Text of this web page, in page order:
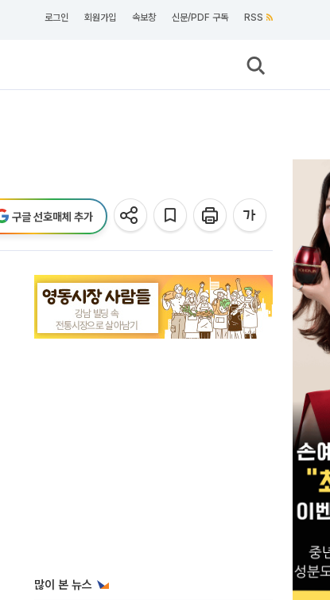
로그인 회원가입 속보창 신문/PDF 구독 RSS
구글 선호매체 추가
많이 본 뉴스